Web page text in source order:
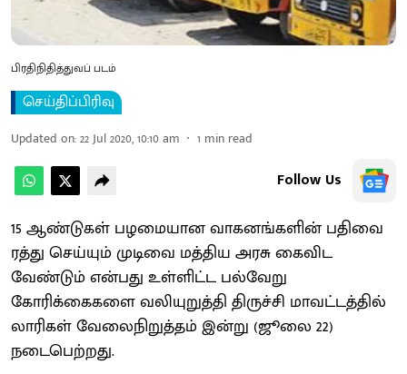
பிரதிநிதித்துவப் படம்
செய்திப்பிரிவு
Updated on:22 Jul 2020, 10:10 am 1 min read
Follow Us
15 ஆண்டுகள் பழமையான வாகனங்களின் பதிவை
ரத்து செய்யும் முடிவை மத்திய அரசு கைவிட
வேண்டும் என்பது உள்ளிட்ட பல்வேறு
கோரிக்கைகளை வலியுறுத்தி திருச்சி மாவட்டத்தில்
லாரிகள் வேலைநிறுத்தம் இன்று (ஜூலை 22)
நடைபெற்றது.